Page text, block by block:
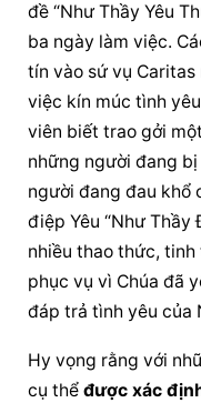
đề “Như Thầy Yêu
ba ngày làm việc.
tín vào sứ vụ
việc kín múc tình
viên biết trao gởi
những người đang
người đang đau khổ
điệp Yêu “Như Thầy
nhiều thao thức,
phục vụ vì Chúa đã
đáp trả tình yêu của
Hy vọng rằng với
cụ thể được xác